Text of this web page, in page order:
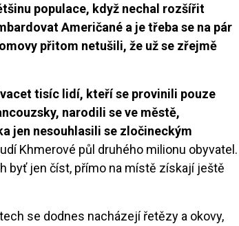
populace, když nechal rozšířit
Američané a je třeba se na pár
přitom netušili, že už se zřejmě
tisíc lidí, kteří se provinili pouze
narodili se ve městě,
jen nesouhlasili se zločineckým
Khmerové půl druhého milionu obyvatel.
byť jen číst, přímo na místě získají ještě
se dodnes nacházejí řetězy a okovy,